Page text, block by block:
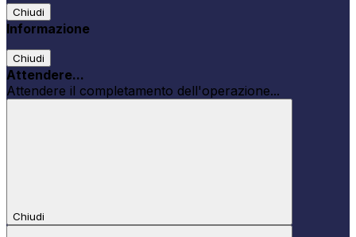
Chiudi
Informazione
Chiudi
Attendere...
Attendere il completamento dell'operazione...
Chiudi